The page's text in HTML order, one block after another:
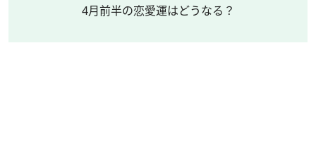
4月前半の恋愛運はどうなる？